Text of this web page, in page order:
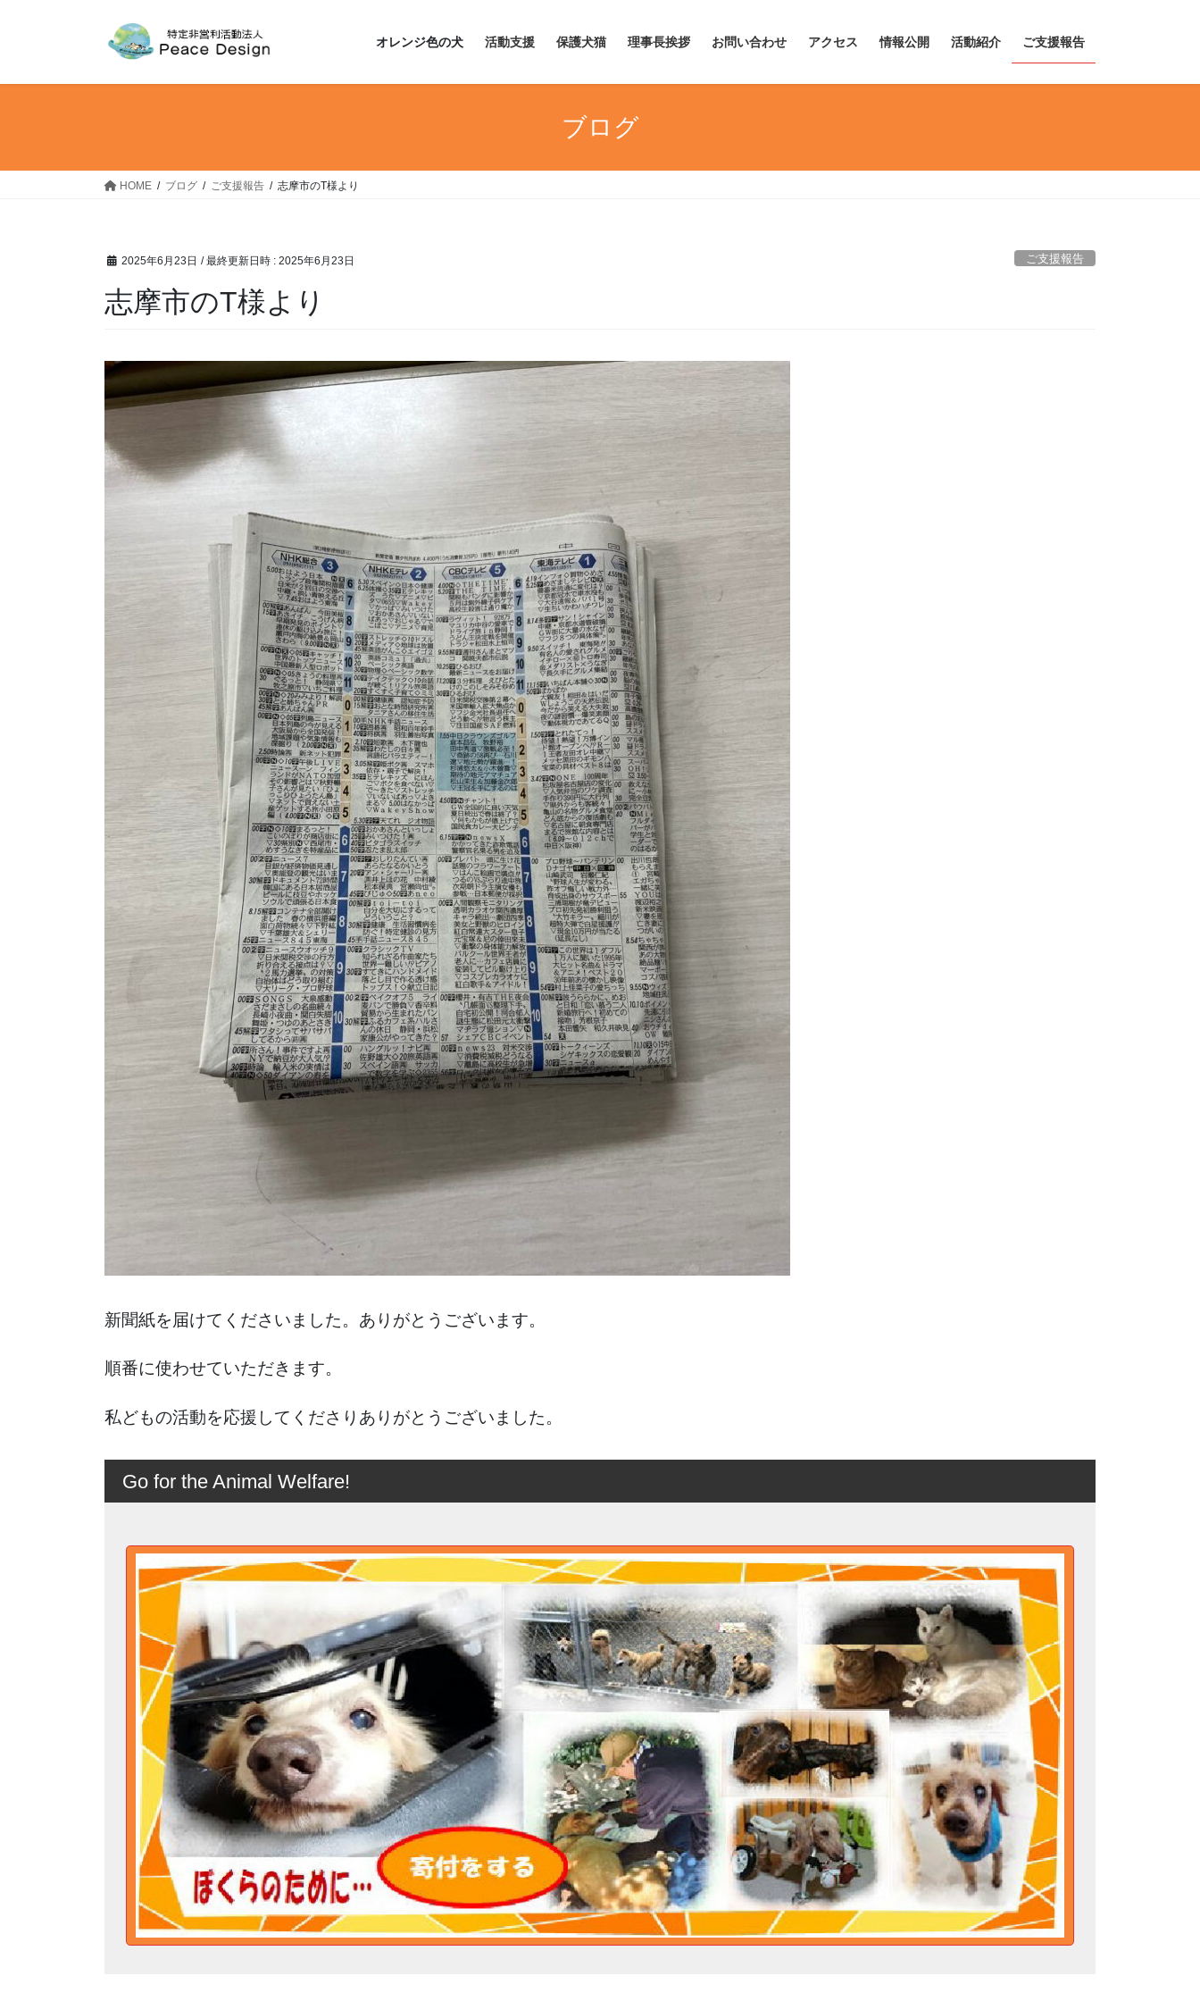
オレンジ色の犬 活動支援 保護犬猫 理事長挨拶 お問い合わせ アクセス 情報公開 活動紹介 ご支援報告
ブログ
HOME ブログ ご支援報告 志摩市のT様より
2025年6月23日 / 最終更新日時 : 2025年6月23日 ご支援報告
志摩市のT様より
新聞紙を届けてくださいました。ありがとうございます。
順番に使わせていただきます。
私どもの活動を応援してくださりありがとうございました。
Go for the Animal Welfare!